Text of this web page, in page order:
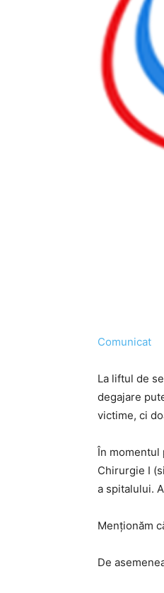
Comunicat
La liftul de
degajare
victime, ci
În momentul
Chirurgie I
a spitalului.
Menționăm
De